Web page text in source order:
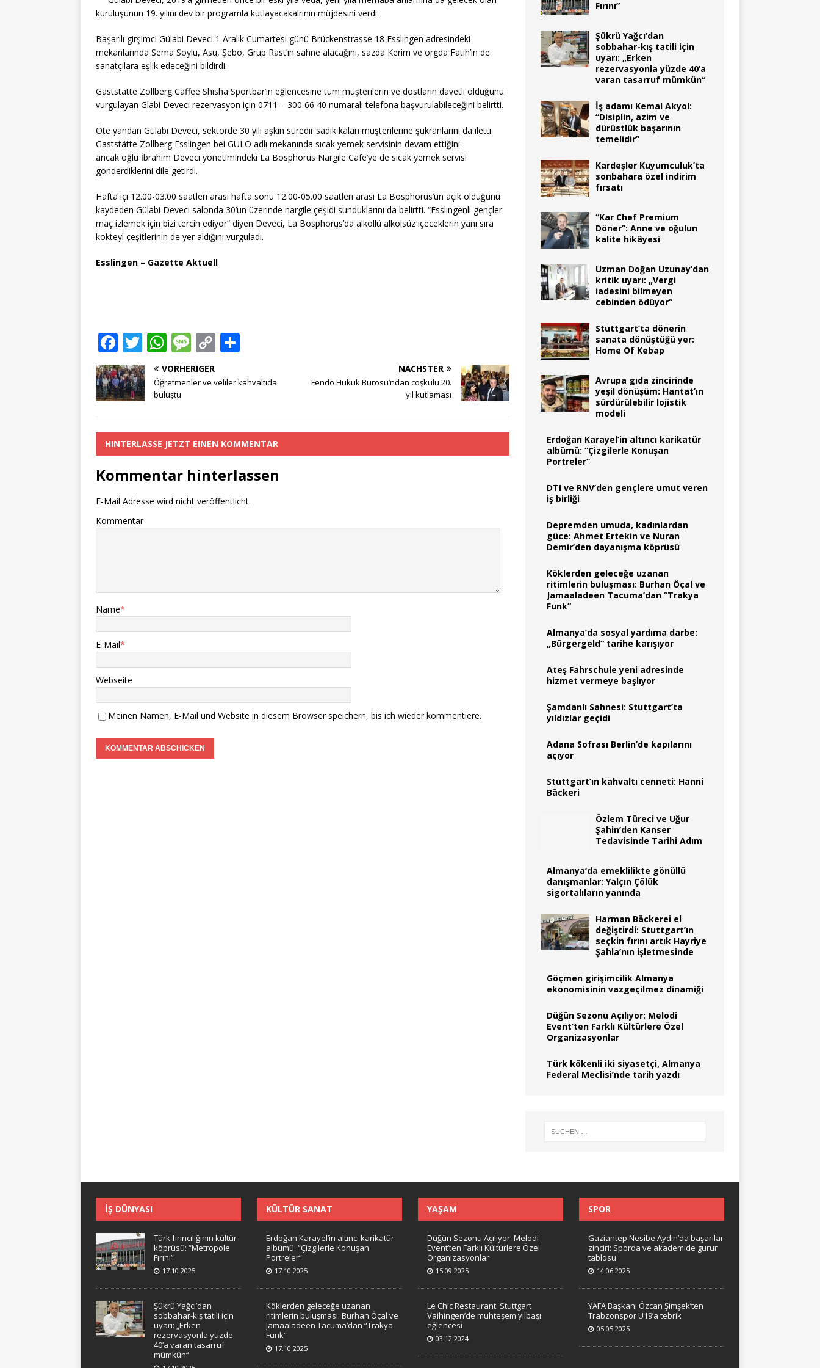
b
o
o
k
r A
p
p
g
e
Li
n
k
kuruluşunun 19. yılını dev bir programla kutlayacakalrının müjdesini verdi.
Başarılı girşimci Gülabi Deveci 1 Aralık Cumartesi günü Brückenstrasse 18 Esslingen adresindeki
mekanlarında Sema Soylu, Asu, Şebo, Grup Rast’ın sahne alacağını, sazda Kerim ve orgda Fatih’in de
sanatçılara eşlik edeceğini bildirdi.
Gaststätte Zollberg Caffee Shisha Sportbar’ın eğlencesine tüm müşterilerin ve dostların davetli olduğunu
vurgulayan Glabi Deveci rezervasyon için 0711 – 300 66 40 numaralı telefona başvurulabileceğini belirtti.
Öte yandan Gülabi Deveci, sektörde 30 yılı aşkın süredir sadık kalan müşterilerine şükranlarını da iletti.
Gaststätte Zollberg Esslingen bei GULO adlı mekanında sıcak yemek servisinin devam ettiğini
ancak oğlu İbrahim Deveci yönetimindeki La Bosphorus Nargile Cafe’ye de sıcak yemek servisi
gönderdiklerini dile getirdi.
Hafta içi 12.00-03.00 saatleri arası hafta sonu 12.00-05.00 saatleri arası La Bosphorus’un açık olduğunu
kaydeden Gülabi Deveci salonda 30’un üzerinde nargile çeşidi sunduklarını da belirtti. “Esslingenli gençler
maç izlemek için bizi tercih ediyor“ diyen Deveci, La Bosphorus’da alkollü alkolsüz içeceklerin yanı sıra
kokteyl çeşitlerinin de yer aldığını vurguladı.
Esslingen – Gazette Aktuell
F
a
c
e
o
o
k
T
w
it
te
W
h
at
s
p
p
M
e
ss
e
C
p
n
k
le
VORHERIGER
Öğretmenler ve veliler kahvaltıda
buluştu
NÄCHSTER
Fendo Hukuk Bürosu’ndan coşkulu 20.
yıl kutlaması
HINTERLASSE JETZT EINEN KOMMENTAR
Kommentar hinterlassen
E-Mail Adresse wird nicht veröffentlicht.
Kommentar
Name*
E-Mail*
Webseite
Meinen Namen, E-Mail und Website in diesem Browser speichern, bis ich wieder kommentiere.
Fırını”
Şükrü Yağcı’dan
sobbahar-kış tatili için
uyarı: „Erken
rezervasyonla yüzde 40’a
varan tasarruf mümkün“
İş adamı Kemal Akyol:
“Disiplin, azim ve
dürüstlük başarının
temelidir”
Kardeşler Kuyumculuk’ta
sonbahara özel indirim
fırsatı
“Kar Chef Premium
Döner”: Anne ve oğulun
kalite hikâyesi
Uzman Doğan Uzunay’dan
kritik uyarı: „Vergi
iadesini bilmeyen
cebinden ödüyor“
Stuttgart’ta dönerin
sanata dönüştüğü yer:
Home Of Kebap
Avrupa gıda zincirinde
yeşil dönüşüm: Hantat’ın
sürdürülebilir lojistik
modeli
Erdoğan Karayel’in altıncı karikatür
albümü: “Çizgilerle Konuşan
Portreler”
DTI ve RNV’den gençlere umut veren
iş birliği
Depremden umuda, kadınlardan
güce: Ahmet Ertekin ve Nuran
Demir’den dayanışma köprüsü
Köklerden geleceğe uzanan
ritimlerin buluşması: Burhan Öçal ve
Jamaaladeen Tacuma’dan “Trakya
Funk”
Almanya’da sosyal yardıma darbe:
„Bürgergeld“ tarihe karışıyor
Ateş Fahrschule yeni adresinde
hizmet vermeye başlıyor
Şamdanlı Sahnesi: Stuttgart’ta
yıldızlar geçidi
Adana Sofrası Berlin’de kapılarını
açıyor
Stuttgart’ın kahvaltı cenneti: Hanni
Bäckeri
Özlem Türeci ve Uğur
Şahin’den Kanser
Tedavisinde Tarihi Adım
Almanya‘da emeklilikte gönüllü
danışmanlar: Yalçın Çölük
sigortalıların yanında
Harman Bäckerei el
değiştirdi: Stuttgart’ın
seçkin fırını artık Hayriye
Şahla’nın işletmesinde
Göçmen girişimcilik Almanya
ekonomisinin vazgeçilmez dinamiği
Düğün Sezonu Açılıyor: Melodi
Event’ten Farklı Kültürlere Özel
Organizasyonlar
Türk kökenli iki siyasetçi, Almanya
Federal Meclisi’nde tarih yazdı
İŞ DÜNYASI
Türk fırıncılığının kültür
köprüsü: “Metropole
Fırını”
17.10.2025
Şükrü Yağcı’dan
sobbahar-kış tatili için
uyarı: „Erken
rezervasyonla yüzde
40’a varan tasarruf
mümkün“
KÜLTÜR SANAT
Erdoğan Karayel’in altıncı karikatür
albümü: “Çizgilerle Konuşan
Portreler”
17.10.2025
Köklerden geleceğe uzanan
ritimlerin buluşması: Burhan Öçal ve
Jamaaladeen Tacuma’dan “Trakya
Funk”
17.10.2025
YAŞAM
Düğün Sezonu Açılıyor: Melodi
Event’ten Farklı Kültürlere Özel
Organizasyonlar
15.09.2025
Le Chic Restaurant: Stuttgart
Vaihingen’de muhteşem yılbaşı
eğlencesi
03.12.2024
SPOR
Gaziantep Nesibe Aydın’da başarılar
zinciri: Sporda ve akademide gurur
tablosu
14.06.2025
YAFA Başkanı Özcan Şimşek’ten
Trabzonspor U19’a tebrik
05.05.2025